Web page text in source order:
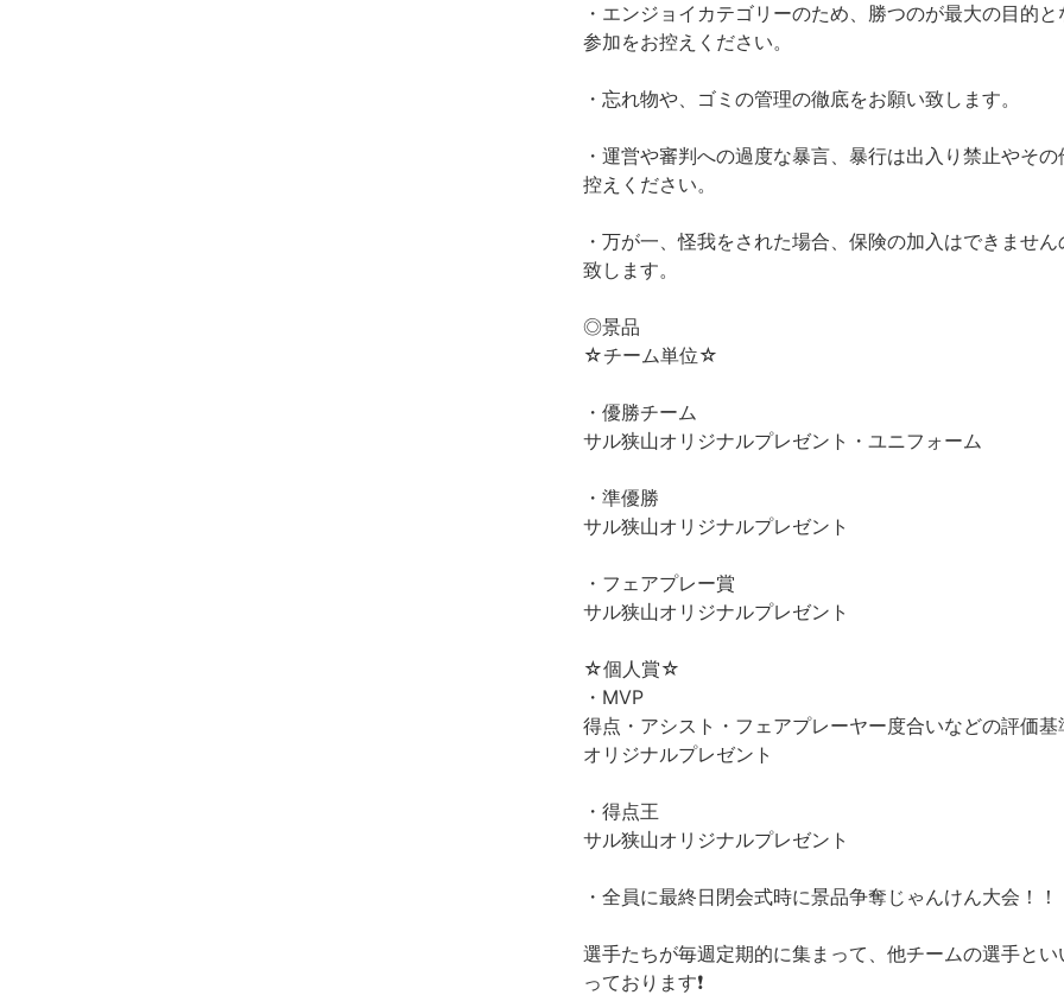
・エンジョイカテゴリーのため、勝つのが最大の目的
参加をお控えください。
・忘れ物や、ゴミの管理の徹底をお願い致します。
・運営や審判への過度な暴言、暴行は出入り禁止やそ
控えください。
・万が一、怪我をされた場合、保険の加入はできませ
致します。
◎景品
☆チーム単位☆
・優勝チーム
サル狭山オリジナルプレゼント・ユニフォーム
・準優勝
サル狭山オリジナルプレゼント
・フェアプレー賞
サル狭山オリジナルプレゼント
☆個人賞☆
・MVP
得点・アシスト・フェアプレーヤー度合いなどの評価基
オリジナルプレゼント
・得点王
サル狭山オリジナルプレゼント
・全員に最終日閉会式時に景品争奪じゃんけん大会！！
選手たちが毎週定期的に集まって、他チームの選手と
っております❗️